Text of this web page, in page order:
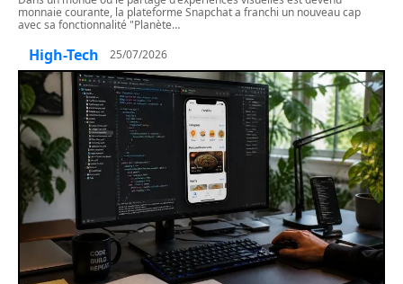
monnaie courante, la plateforme Snapchat a franchi un nouveau cap
avec sa fonctionnalité "Planète…
High-Tech 25/07/2026